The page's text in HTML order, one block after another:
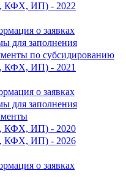
КФХ, ИП) - 2022
о заявках
для заполнения
по субсидированию
КФХ, ИП) - 2021
о заявках
для заполнения
КФХ, ИП) - 2020
КФХ, ИП) - 2026
о заявках